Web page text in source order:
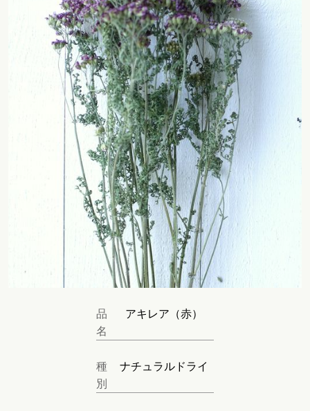
品
名
アキレア（赤）
種
別
ナチュラルドライ